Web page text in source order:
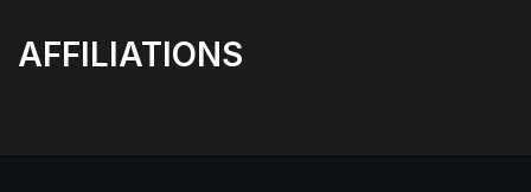
AFFILIATIONS